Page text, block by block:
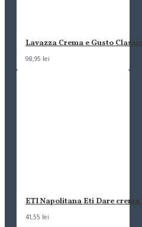
Lavazza Crema e Gusto
98,95 lei
ETI Napolitana Eti Dare
41,55 lei